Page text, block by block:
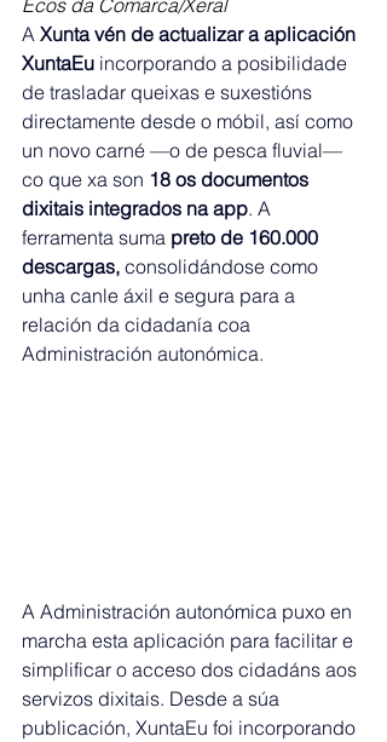
Ecos da Comarca/Xeral
A Xunta vén de actualizar a aplicación
XuntaEu incorporando a posibilidade
de trasladar queixas e suxestións
directamente desde o móbil, así como
un novo carné —o de pesca fluvial—
co que xa son 18 os documentos
dixitais integrados na app. A
ferramenta suma preto de 160.000
descargas, consolidándose como
unha canle áxil e segura para a
relación da cidadanía coa
Administración autonómica.
A Administración autonómica puxo en
marcha esta aplicación para facilitar e
simplificar o acceso dos cidadáns aos
servizos dixitais. Desde a súa
publicación, XuntaEu foi incorporando